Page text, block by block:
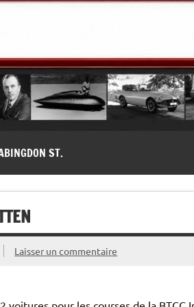
ST.
Laisser un commentaire